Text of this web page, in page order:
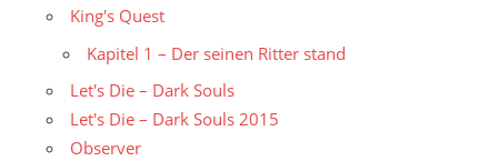
King's Quest
Kapitel 1 – Der seinen Ritter stand
Let's Die – Dark Souls
Let's Die – Dark Souls 2015
Observer